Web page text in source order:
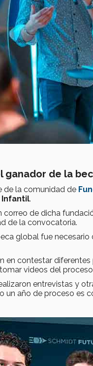
ganador de la
de la comunidad de
Infantil.
correo de dicha
de la convocatoria.
global fue necesario
en contestar
videos del proceso
entrevistas y
un año de proceso es